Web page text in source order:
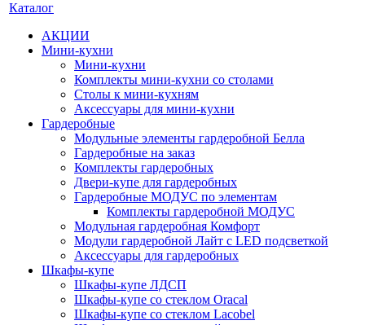
Каталог
АКЦИИ
Мини-кухни
Мини-кухни
Комплекты мини-кухни со столами
Столы к мини-кухням
Аксессуары для мини-кухни
Гардеробные
Модульные элементы гардеробной Белла
Гардеробные на заказ
Комплекты гардеробных
Двери-купе для гардеробных
Гардеробные МОДУС по элементам
Комплекты гардеробной МОДУС
Модульная гардеробная Комфорт
Модули гардеробной Лайт с LED подсветкой
Аксессуары для гардеробных
Шкафы-купе
Шкафы-купе ЛДСП
Шкафы-купе со стеклом Oracal
Шкафы-купе со стеклом Lacobel